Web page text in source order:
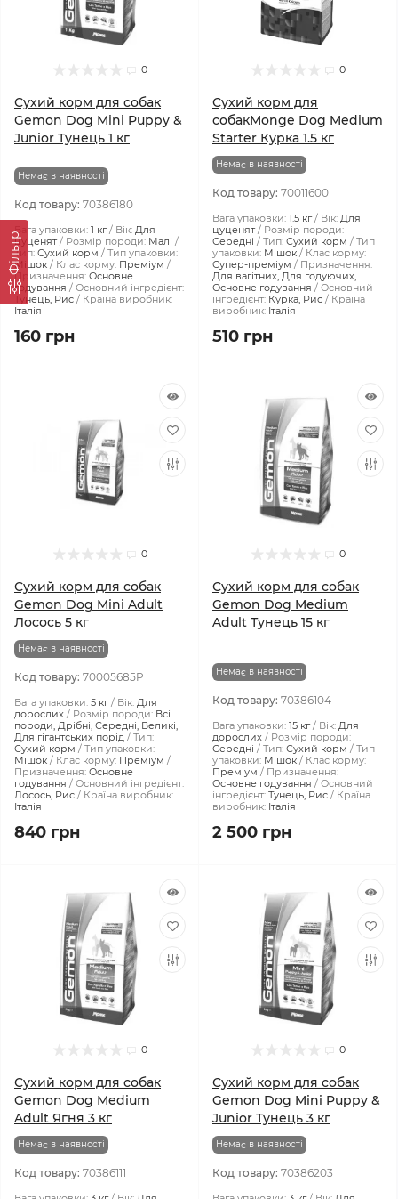
Фiльтр
0
Сухий корм для собак
Gemon Dog Mini Puppy &
Junior Тунeць 1 кг
Немає в наявності
Код товару: 70386180
Вага упаковки: 1 кг Вік: Для
цуценят
Розмір породи: Малі
Тип: Сухий корм
Тип упаковки:
Мішок
Клас корму: Преміум
Призначення: Основне
годування
Основний інгредієнт:
Тунець, Рис
Країна виробник:
Італія
160 грн
0
Сухий корм для
собакMonge Dog Medium
Starter Курка 1.5 кг
Немає в наявності
Код товару: 70011600
Вага упаковки: 1.5 кг Вік: Для
цуценят
Розмір породи:
Середні
Тип: Сухий корм
Тип
упаковки: Мішок
Клас корму:
Супер-преміум
Призначення:
Для вагітних, Для годуючих,
Основне годування
Основний
інгредієнт: Курка, Рис
Країна
виробник: Італія
510 грн
0
Сухий корм для собак
Gemon Dog Mini Adult
Лосось 5 кг
Немає в наявності
Код товару: 70005685P
Вага упаковки: 5 кг Вік: Для
дорослих
Розмір породи: Всі
породи, Дрібні, Середні, Великі,
Для гігантських порід
Тип:
Сухий корм
Тип упаковки:
Мішок
Клас корму: Преміум
Призначення: Основне
годування
Основний інгредієнт:
Лосось, Рис
Країна виробник:
Італія
840 грн
0
Сухий корм для собак
Gemon Dog Medium
Adult Тунeць 15 кг
Немає в наявності
Код товару: 70386104
Вага упаковки: 15 кг Вік: Для
дорослих
Розмір породи:
Середні
Тип: Сухий корм
Тип
упаковки: Мішок
Клас корму:
Преміум
Призначення:
Основне годування
Основний
інгредієнт: Тунець, Рис
Країна
виробник: Італія
2 500 грн
0
Сухий корм для собак
Gemon Dog Medium
Adult Ягня 3 кг
Немає в наявності
Код товару: 70386111
0
Сухий корм для собак
Gemon Dog Mini Puppy &
Junior Тунeць 3 кг
Немає в наявності
Код товару: 70386203